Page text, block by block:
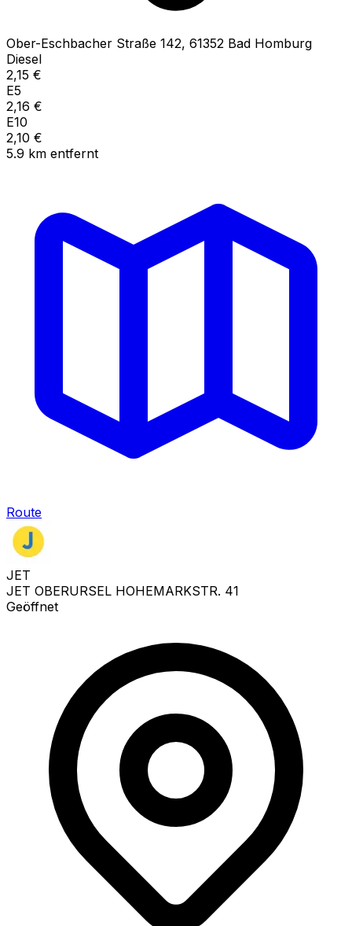
Ober-Eschbacher Straße 142, 61352 Bad Homburg
Diesel
2,15 €
E5
2,16 €
E10
2,10 €
5.9 km entfernt
Route
JET
JET OBERURSEL HOHEMARKSTR. 41
Geöffnet